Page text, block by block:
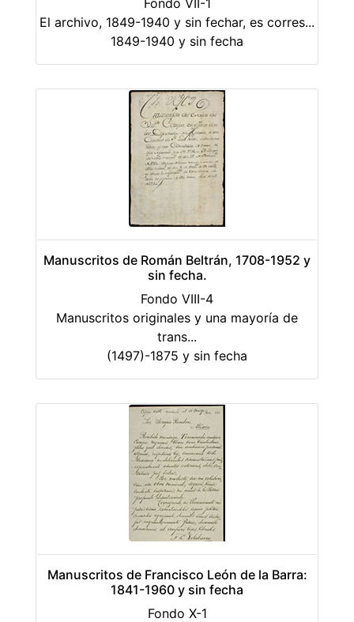
Fondo VII-1
El archivo, 1849-1940 y sin fechar, es corres...
1849-1940 y sin fecha
Manuscritos de Román Beltrán, 1708-1952 y
sin fecha.
Fondo VIII-4
Manuscritos originales y una mayoría de
trans...
(1497)-1875 y sin fecha
Manuscritos de Francisco León de la Barra:
1841-1960 y sin fecha
Fondo X-1